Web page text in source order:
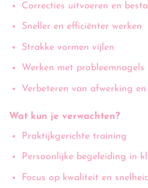
Correcties uitvoeren en
Sneller en efficiënter werken
Strakke vormen vijlen
Werken met probleemnagels
Verbeteren van afwerking en
Wat kun je verwachten?
Praktijkgerichte training
Persoonlijke begeleiding in
Focus op kwaliteit en snelheid